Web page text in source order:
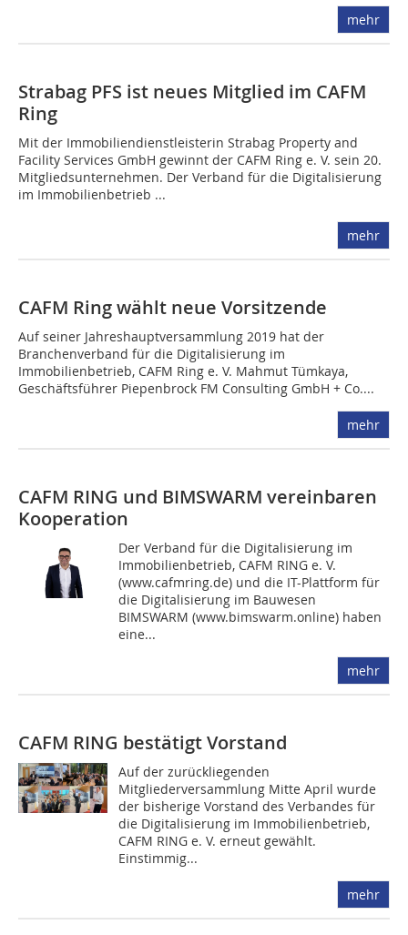
mehr
Strabag PFS ist neues Mitglied im CAFM
Ring
Mit der Immobiliendienstleisterin Strabag Property and
Facility Services GmbH gewinnt der CAFM Ring e. V. sein 20.
Mitgliedsunternehmen. Der Verband für die Digitalisierung
im Immobilienbetrieb ...
mehr
CAFM Ring wählt neue Vorsitzende
Auf seiner Jahreshauptversammlung 2019 hat der
Branchenverband für die Digitalisierung im
Immobilienbetrieb, CAFM Ring e. V. Mahmut Tümkaya,
Geschäftsführer Piepenbrock FM Consulting GmbH + Co....
mehr
CAFM RING und BIMSWARM vereinbaren
Kooperation
Der Verband für die Digitalisierung im
Immobilienbetrieb, CAFM RING e. V.
(www.cafmring.de) und die IT-Plattform für
die Digitalisierung im Bauwesen
BIMSWARM (www.bimswarm.online) haben
eine...
mehr
CAFM RING bestätigt Vorstand
Auf der zurückliegenden
Mitgliederversammlung Mitte April wurde
der bisherige Vorstand des Verbandes für
die Digitalisierung im Immobilienbetrieb,
CAFM RING e. V. erneut gewählt.
Einstimmig...
mehr